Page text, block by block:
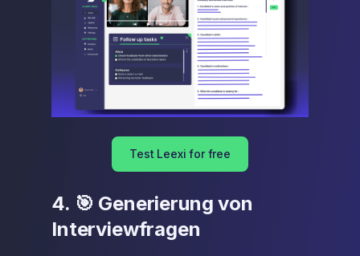
Test Leexi for free
4. 🎯 Generierung von
Interviewfragen